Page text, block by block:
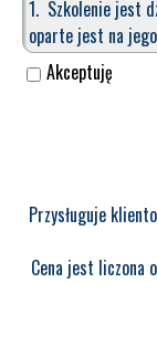
1. Szkolenie jest
oparte jest na
2. O przyjęciu
kolejność
przelewu na
3. Warunkiem
a) dokonanie
Udziału w
w mBank:
podając w tytule
Akceptuję
Przysługuje
Cena jest liczona